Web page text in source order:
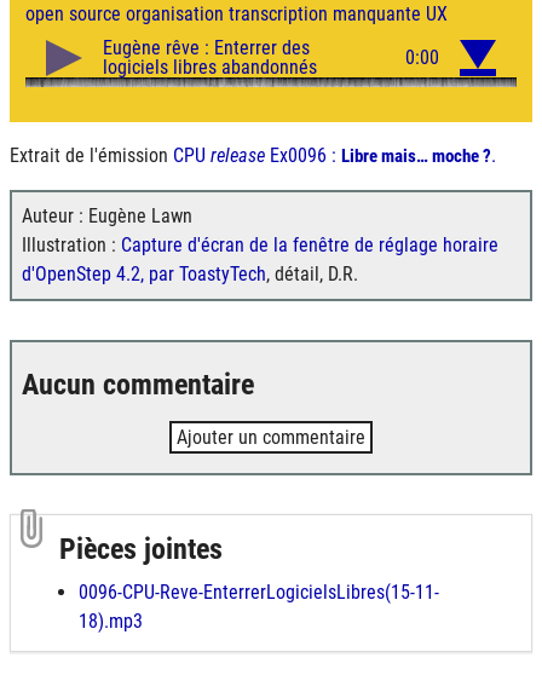
open source organisation transcription manquante UX
Extrait de l'émission CPU release Ex0096 : Libre mais… moche ?.
Auteur : Eugène Lawn
Illustration : Capture d'écran de la fenêtre de réglage horaire
d'OpenStep 4.2, par ToastyTech, détail, D.R.
Aucun commentaire
Ajouter un commentaire
Pièces jointes
0096-CPU-Reve-EnterrerLogicielsLibres(15-11-
18).mp3